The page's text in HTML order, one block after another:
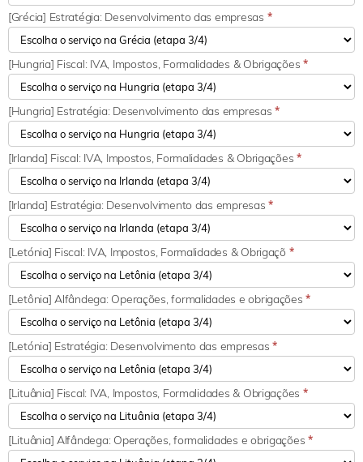
[Grécia] Estratégia: Desenvolvimento das empresas *
[Hungria] Fiscal: IVA, Impostos, Formalidades & Obrigações*
[Hungria] Estratégia: Desenvolvimento das empresas*
[Irlanda] Fiscal: IVA, Impostos, Formalidades & Obrigações*
[Irlanda] Estratégia: Desenvolvimento das empresas*
[Letónia] Fiscal: IVA, Impostos, Formalidades & Obrigaçõ *
[Letônia] Alfândega: Operações, formalidades e obrigações*
[Letónia] Estratégia: Desenvolvimento das empresas*
[Lituânia] Fiscal: IVA, Impostos, Formalidades & Obrigações *
[Lituânia] Alfândega: Operações, formalidades e obrigações*